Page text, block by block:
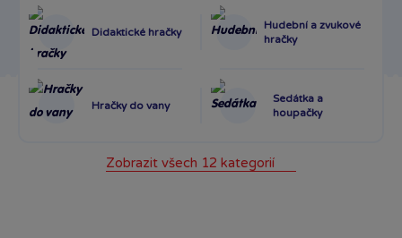
Didaktické hračky
Hudební a zvukové
hračky
Hračky do vany
Sedátka a
houpačky
Zobrazit všech 12 kategorií